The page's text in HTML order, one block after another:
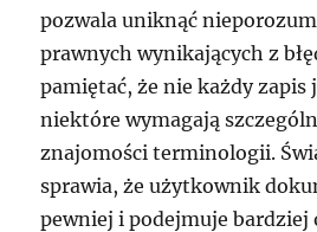
pozwala uniknąć
prawnych wynikających z
pamiętać, że nie każdy
niektóre wymagają
znajomości terminologii.
sprawia, że użytkownik
pewniej i podejmuje bardziej